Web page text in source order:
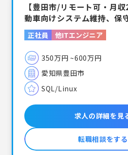
【豊田市/リモート可・月
動車向けシステム維持、保
正社員 他ITエンジニア
350万円 ~600万円
愛知県豊田市
SQL Linux
求人の詳細を見
転職相談をする